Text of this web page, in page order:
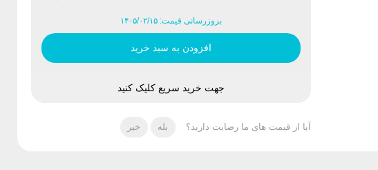
بروزرسانی قیمت: ۱۴۰۵/۰۲/۱۵
افزودن به سبد خرید
جهت خرید سریع کلیک کنید
آیا از قیمت های ما رضایت دارید؟ بله خیر